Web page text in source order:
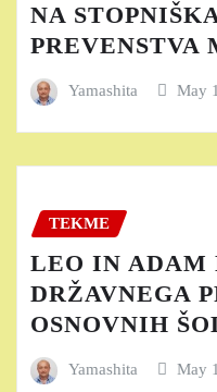
NA
PREVENSTVA
Yamashita May
TEKME
LEO IN ADAM
DRŽAVNEGA
OSNOVNIH
Yamashita May